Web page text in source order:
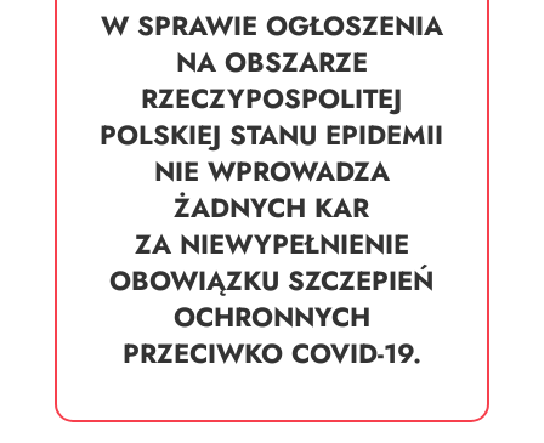
W SPRAWIE OGŁOSZENIA
NA OBSZARZE
RZECZYPOSPOLITEJ
POLSKIEJ STANU EPIDEMII
NIE WPROWADZA
ŻADNYCH KAR
ZA NIEWYPEŁNIENIE
OBOWIĄZKU SZCZEPIEŃ
OCHRONNYCH
PRZECIWKO COVID-19.